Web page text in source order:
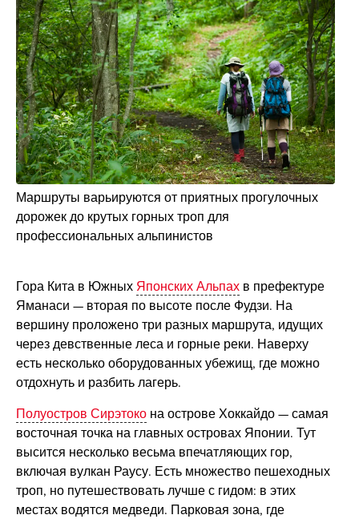
Маршруты варьируются от приятных прогулочных
дорожек до крутых горных троп для
профессиональных альпинистов
Гора Кита в Южных Японских Альпахв префектуре
Яманаси — вторая по высоте после Фудзи. На
вершину проложено три разных маршрута, идущих
через девственные леса и горные реки. Наверху
есть несколько оборудованных убежищ, где можно
отдохнуть и разбить лагерь.
Полуостров Сирэтокона острове Хоккайдо — самая
восточная точка на главных островах Японии. Тут
высится несколько весьма впечатляющих гор,
включая вулкан Раусу. Есть множество пешеходных
троп, но путешествовать лучше с гидом: в этих
местах водятся медведи. Парковая зона, где